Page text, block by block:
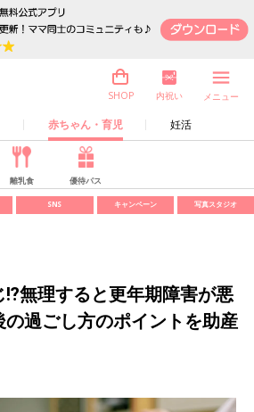
赤ちゃん・育児 妊活
SHOP 内祝い メニュー
離乳食 優待パス
SNS キャンペーン 写真スタジオ
⁉無理すると更年期障害が悪
過ごし方のポイントを助産